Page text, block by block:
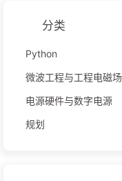
分类
Python
微波工程与工程电磁场
电源硬件与数字电源
规划